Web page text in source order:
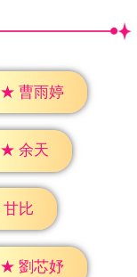
★ 曹雨婷
★ 余天
甘比
★ 劉芯妤